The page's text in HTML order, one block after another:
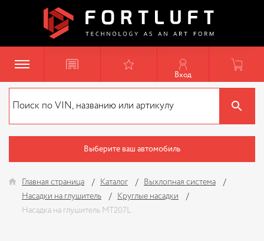
Вход
Выберите ваш автомобиль
Главная страница Каталог
Выхлопная система
Насадки на глушитель
Круглые насадки
Насадка на глушитель MT207L